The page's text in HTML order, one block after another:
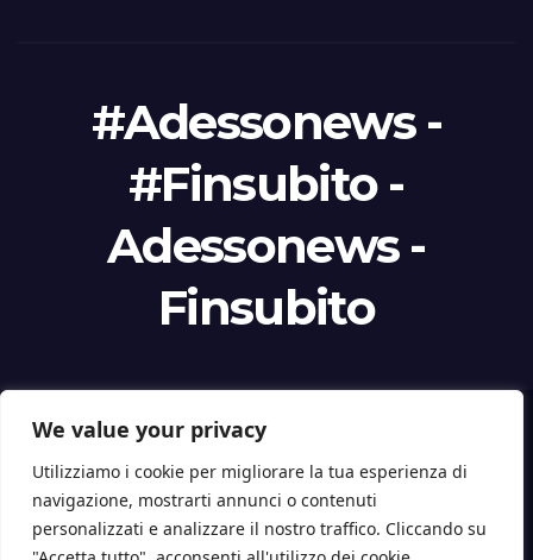
We value your privacy
Utilizziamo i cookie per migliorare la tua esperienza di
navigazione, mostrarti annunci o contenuti
personalizzati e analizzare il nostro traffico. Cliccando su
#Adessonews -
#Finsubito -
Adessonews -
Finsubito
Proudly powered by WordPress|Tema: Newspaperex di
Finanziamenti – Agevolazioni Chi siamo
Disclaimer Legale e Diritto di CitazioneRimuovi articoloInfo